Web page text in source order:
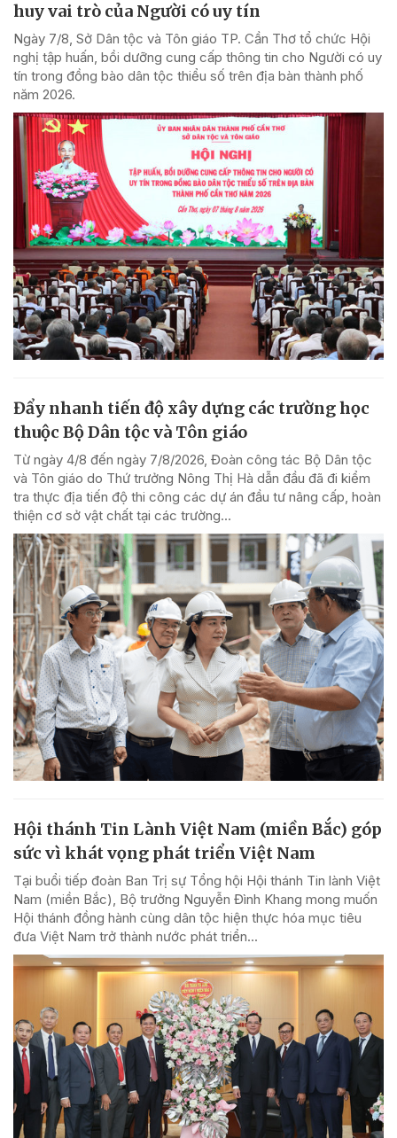
huy vai trò của Người có uy tín
Ngày 7/8, Sở Dân tộc và Tôn giáo TP. Cần Thơ tổ chức Hội
nghị tập huấn, bồi dưỡng cung cấp thông tin cho Người có uy
tín trong đồng bào dân tộc thiểu số trên địa bàn thành phố
năm 2026.
Đẩy nhanh tiến độ xây dựng các trường học
thuộc Bộ Dân tộc và Tôn giáo
Từ ngày 4/8 đến ngày 7/8/2026, Đoàn công tác Bộ Dân tộc
và Tôn giáo do Thứ trưởng Nông Thị Hà dẫn đầu đã đi kiểm
tra thực địa tiến độ thi công các dự án đầu tư nâng cấp, hoàn
thiện cơ sở vật chất tại các trường...
Hội thánh Tin Lành Việt Nam (miền Bắc) góp
sức vì khát vọng phát triển Việt Nam
Tại buổi tiếp đoàn Ban Trị sự Tổng hội Hội thánh Tin lành Việt
Nam (miền Bắc), Bộ trưởng Nguyễn Đình Khang mong muốn
Hội thánh đồng hành cùng dân tộc hiện thực hóa mục tiêu
đưa Việt Nam trở thành nước phát triển...